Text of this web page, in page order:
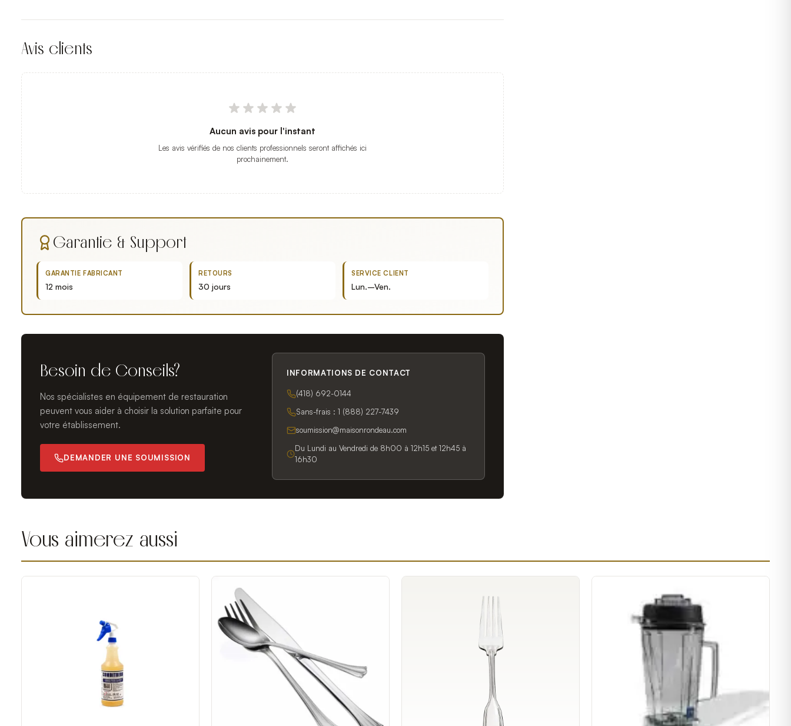
Avis clients
Aucun avis pour l'instant
Les avis vérifiés de nos clients professionnels seront affichés ici
prochainement.
Garantie & Support
GARANTIE FABRICANT
12 mois
RETOURS
30 jours
SERVICE CLIENT
Lun.–Ven.
Besoin de Conseils?
Nos spécialistes en équipement de restauration
peuvent vous aider à choisir la solution parfaite pour
votre établissement.
DEMANDER UNE SOUMISSION
INFORMATIONS DE CONTACT
(418) 692-0144
Sans-frais : 1 (888) 227-7439
soumission@maisonrondeau.com
Du Lundi au Vendredi de 8h00 à 12h15 et 12h45 à
16h30
Vous aimerez aussi